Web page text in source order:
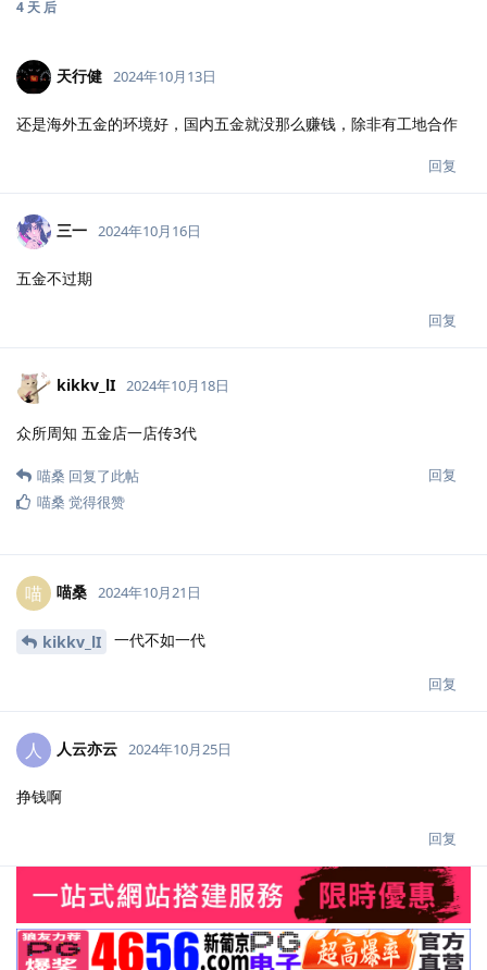
4 天 后
天行健 2024年10月13日
还是海外五金的环境好，国内五金就没那么赚钱，除非有工地合作
回复
三一 2024年10月16日
五金不过期
回复
kikkv_lI 2024年10月18日
众所周知 五金店一店传3代
回复
喵桑 回复了此帖
喵桑 觉得很赞
喵 喵桑 2024年10月21日
kikkv_lI 一代不如一代
回复
人 人云亦云 2024年10月25日
挣钱啊
回复